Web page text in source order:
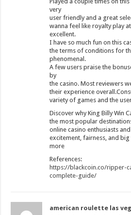
very
user friendly and a great
wanna feel like royalty play
excellent.
I have so much fun on this
the terms of conditions for
phenomenal.
A few users praise the
by
the casino. Most reviewers
their experience
variety of games and the
Discover why King Billy Win
the most popular
online casino enthusiasts
excitement, fairness, and
more
References:
https://blackcoin.co/ripper-
complete-guide/
american roulette las